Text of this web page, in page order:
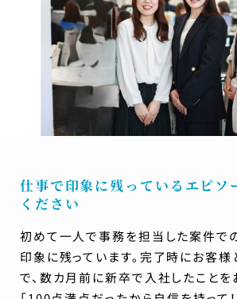
仕事で印象に残っているエピソ
ください
初めて一人で事務を担当した案件で
印象に残っています。完了時にお客
で、数カ月前に新卒で入社したことを